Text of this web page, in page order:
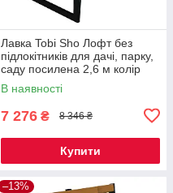
Лавка Tobi Sho Лофт без
підлокітників для дачі, парку,
саду посилена 2,6 м колір
черешня
В наявності
7 276 ₴ 8 346 ₴
Купити
–13%